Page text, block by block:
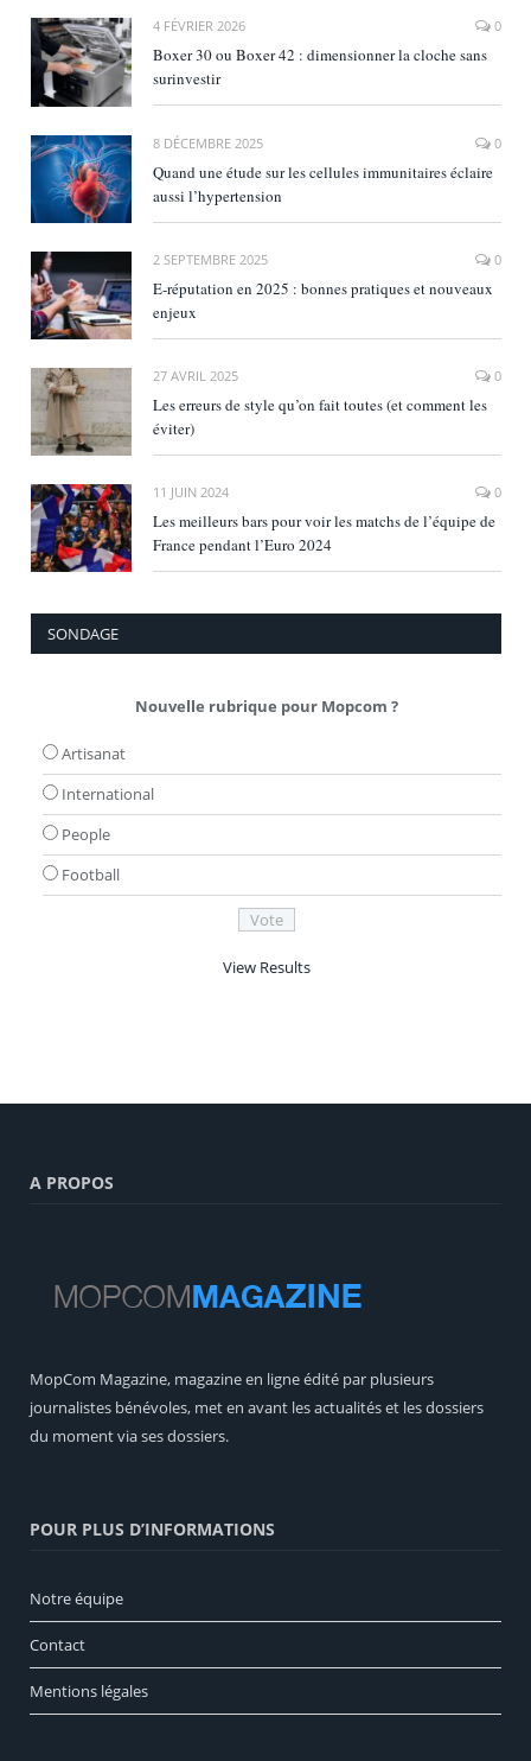
4 FÉVRIER 2026 0
Boxer 30 ou Boxer 42 : dimensionner la cloche sans
surinvestir
8 DÉCEMBRE 2025 0
Quand une étude sur les cellules immunitaires éclaire
aussi l’hypertension
2 SEPTEMBRE 2025 0
E‑réputation en 2025 : bonnes pratiques et nouveaux
enjeux
27 AVRIL 2025 0
Les erreurs de style qu’on fait toutes (et comment les
éviter)
11 JUIN 2024 0
Les meilleurs bars pour voir les matchs de l’équipe de
France pendant l’Euro 2024
SONDAGE
Nouvelle rubrique pour Mopcom ?
Artisanat
International
People
Football
View Results
A PROPOS
MopCom Magazine, magazine en ligne édité par plusieurs
journalistes bénévoles, met en avant les actualités et les dossiers
du moment via ses dossiers.
POUR PLUS D’INFORMATIONS
Notre équipe
Contact
Mentions légales